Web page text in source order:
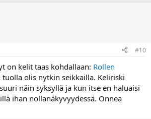
#10
on kelit taas kohdallaan: Rollen
tuolla olis nytkin seikkailla. Keliriski
näin syksyllä ja kun itse en haluaisi
ihan nollanäkyvyydessä. Onnea